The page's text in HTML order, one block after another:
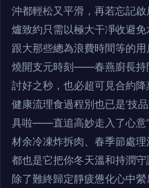
沖都輕松又平滑，再若忘記
爐致約只需以極大干凈收避
跟大那些總為浪費時間等的
燒開支元時刻——春燕廚長持
討好之秒，也必超可見合約
健康流理食過程別也已是‘技
具啦――直追高妙走入了心意
材余冷凍炸拆肉、春季節處
都也是它把你冬天溫和持潤
除了難終歸定靜疲憊化心中